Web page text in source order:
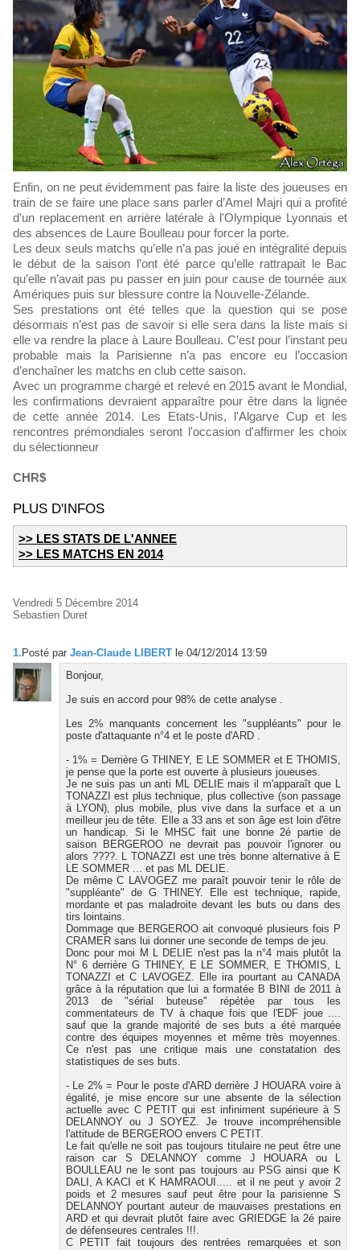
Enfin, on ne peut évidemment pas faire la liste des joueuses en
train de se faire une place sans parler d’Amel Majri qui a profité
d’un replacement en arrière latérale à l'Olympique Lyonnais et
des absences de Laure Boulleau pour forcer la porte.
Les deux seuls matchs qu’elle n’a pas joué en intégralité depuis
le début de la saison l’ont été parce qu’elle rattrapait le Bac
qu’elle n’avait pas pu passer en juin pour cause de tournée aux
Amériques puis sur blessure contre la Nouvelle-Zélande.
Ses prestations ont été telles que la question qui se pose
désormais n’est pas de savoir si elle sera dans la liste mais si
elle va rendre la place à Laure Boulleau. C’est pour l’instant peu
probable mais la Parisienne n’a pas encore eu l’occasion
d’enchaîner les matchs en club cette saison.
Avec un programme chargé et relevé en 2015 avant le Mondial,
les confirmations devraient apparaître pour être dans la lignée
de cette année 2014. Les Etats-Unis, l'Algarve Cup et les
rencontres prémondiales seront l'occasion d'affirmer les choix
du sélectionneur
CHR$
PLUS D'INFOS
>> LES STATS DE L'ANNEE
>> LES MATCHS EN 2014
Vendredi 5 Décembre 2014
Sebastien Duret
1. Posté par Jean-Claude LIBERT le 04/12/2014 13:59
Bonjour,
Je suis en accord pour 98% de cette analyse .
Les 2% manquants concernent les "suppléants" pour le
poste d'attaquante n°4 et le poste d'ARD .
- 1% = Derrière G THINEY, E LE SOMMER et E THOMIS,
je pense que la porte est ouverte à plusieurs joueuses.
Je ne suis pas un anti ML DELIE mais il m'apparaît que L
TONAZZI est plus technique, plus collective (son passage
à LYON), plus mobile, plus vive dans la surface et a un
meilleur jeu de tête. Elle a 33 ans et son âge est loin d'être
un handicap. Si le MHSC fait une bonne 2é partie de
saison BERGEROO ne devrait pas pouvoir l'ignorer ou
alors ????. L TONAZZI est une très bonne alternative à E
LE SOMMER ... et pas ML DELIE.
De même C LAVOGEZ me paraît pouvoir tenir le rôle de
"suppléante" de G THINEY. Elle est technique, rapide,
mordante et pas maladroite devant les buts ou dans des
tirs lointains.
Dommage que BERGEROO ait convoqué plusieurs fois P
CRAMER sans lui donner une seconde de temps de jeu.
Donc pour moi M L DELIE n'est pas la n°4 mais plutôt la
N° 6 derrière G THINEY, E LE SOMMER, E THOMIS, L
TONAZZI et C LAVOGEZ. Elle ira pourtant au CANADA
grâce à la réputation que lui a formatée B BINI de 2011 à
2013 de "sérial buteuse" répétée par tous les
commentateurs de TV à chaque fois que l'EDF joue ....
sauf que la grande majorité de ses buts a été marquée
contre des équipes moyennes et même très moyennes.
Ce n'est pas une critique mais une constatation des
statistiques de ses buts.
- Le 2% = Pour le poste d'ARD derrière J HOUARA voire à
égalité, je mise encore sur une absente de la sélection
actuelle avec C PETIT qui est infiniment supérieure à S
DELANNOY ou J SOYEZ. Je trouve incompréhensible
l'attitude de BERGEROO envers C PETIT.
Le fait qu'elle ne soit pas toujours titulaire ne peut être une
raison car S DELANNOY comme J HOUARA ou L
BOULLEAU ne le sont pas toujours au PSG ainsi que K
DALI, A KACI et K HAMRAOUI..... et il ne peut y avoir 2
poids et 2 mesures sauf peut être pour la parisienne S
DELANNOY pourtant auteur de mauvaises prestations en
ARD et qui devrait plutôt faire avec GRIEDGE la 2é paire
de défenseures centrales !!!.
C PETIT fait toujours des rentrées remarquées et son